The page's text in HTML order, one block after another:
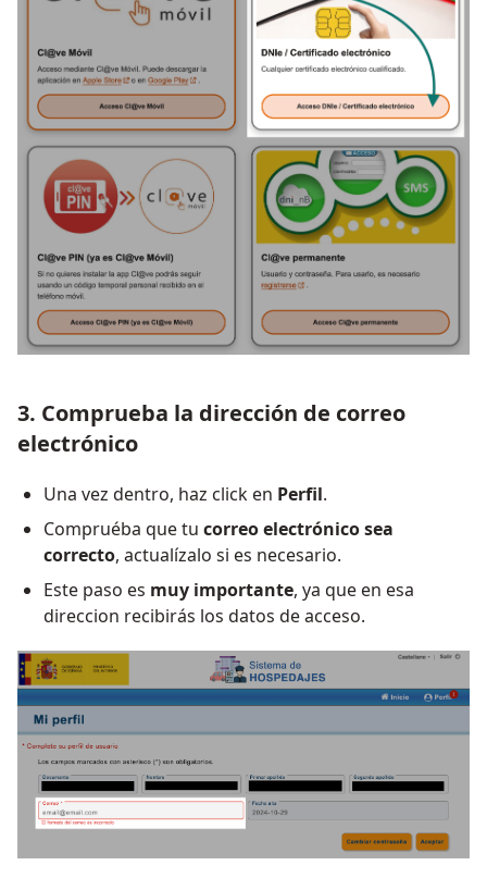
3. Comprueba la dirección de correo
electrónico
Una vez dentro, haz click en Perfil.
Compruéba que tu correo electrónico sea
correcto, actualízalo si es necesario.
Este paso es muy importante, ya que en esa
direccion recibirás los datos de acceso.